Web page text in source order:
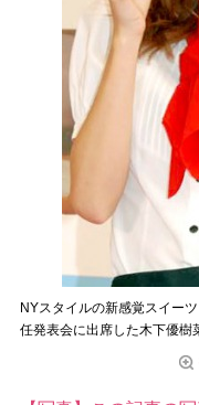
NYスタイルの新感覚スイー
任発表会に出席した木下優